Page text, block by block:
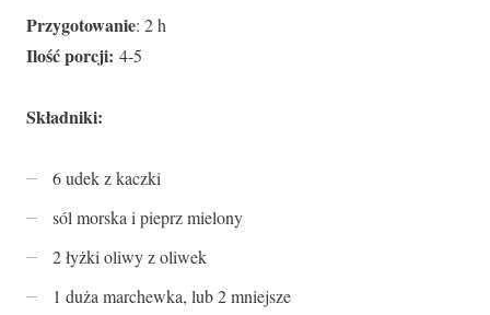
Przygotowanie: 2 h
Ilość porcji: 4-5
Składniki:
6 udek z kaczki
sól morska i pieprz mielony
2 łyżki oliwy z oliwek
1 duża marchewka, lub 2 mniejsze